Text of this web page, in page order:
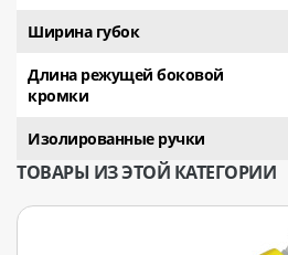
Ширина губок
Длина режущей боковой
кромки
Изолированные ручки
ТОВАРЫ ИЗ ЭТОЙ КАТЕГОРИИ